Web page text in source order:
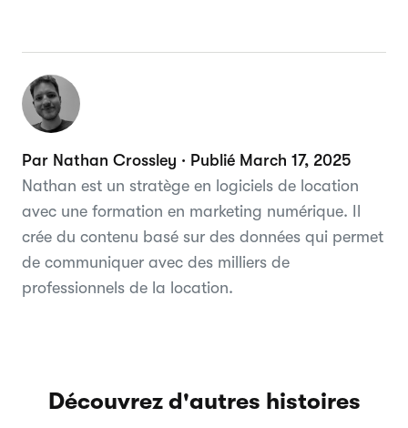
Par Nathan Crossley · Publié March 17, 2025
Nathan est un stratège en logiciels de location
avec une formation en marketing numérique. Il
crée du contenu basé sur des données qui permet
de communiquer avec des milliers de
professionnels de la location.
Découvrez d'autres histoires